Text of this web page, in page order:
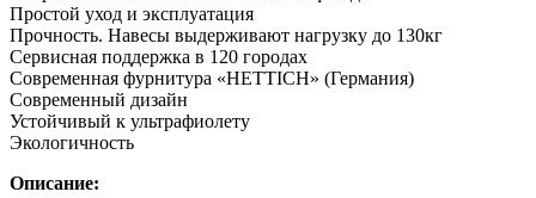
Простой уход и эксплуатация
Прочность. Навесы выдерживают нагрузку до 130кг
Сервисная поддержка в 120 городах
Современная фурнитура «HETTICH» (Германия)
Современный дизайн
Устойчивый к ультрафиолету
Экологичность
Описание: